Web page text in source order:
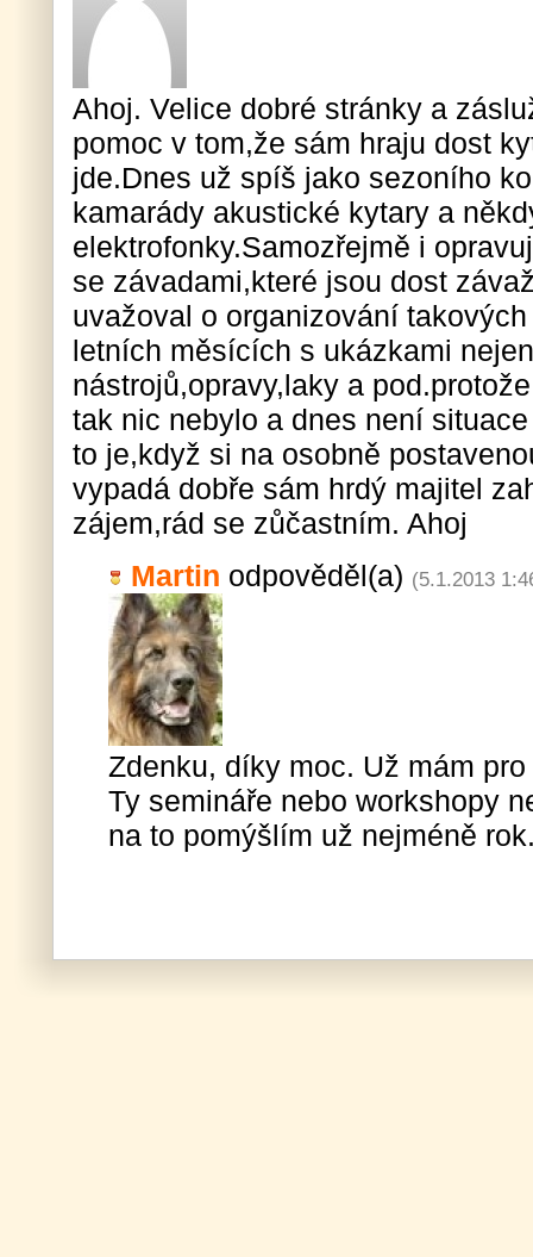
Ahoj. Velice dobré stránky a
pomoc v tom,že sám hraju dost
jde.Dnes už spíš jako sezoního
kamarády akustické kytary a
elektrofonky.Samozřejmě i
se závadami,které jsou dost
uvažoval o organizování
letních měsících s ukázkami
nástrojů,opravy,laky a
tak nic nebylo a dnes není
to je,když si na osobně
vypadá dobře sám hrdý majitel
zájem,rád se zůčastním. Ahoj
Martin odpověděl(a) (5.1.2013
Zdenku, díky moc. Už mám
Ty semináře nebo workshopy
na to pomýšlím už nejméně